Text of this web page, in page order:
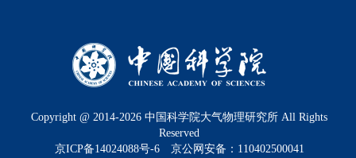
Copyright @ 2014-2026 中国科学院大气物理研究所 All Rights
Reserved
京ICP备14024088号-6
京公网安备：110402500041